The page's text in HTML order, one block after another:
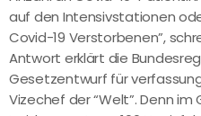
auf den Intensivstationen
Covid-19 Verstorbenen”,
Antwort erklärt die
Gesetzentwurf für
Vizechef der “Welt”. Denn